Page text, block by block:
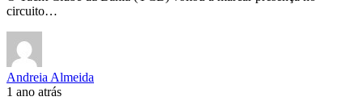
circuito…
Andreia Almeida
1 ano atrás